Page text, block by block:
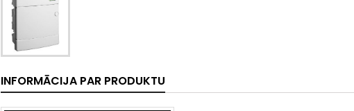
INFORMĀCIJA PAR PRODUKTU